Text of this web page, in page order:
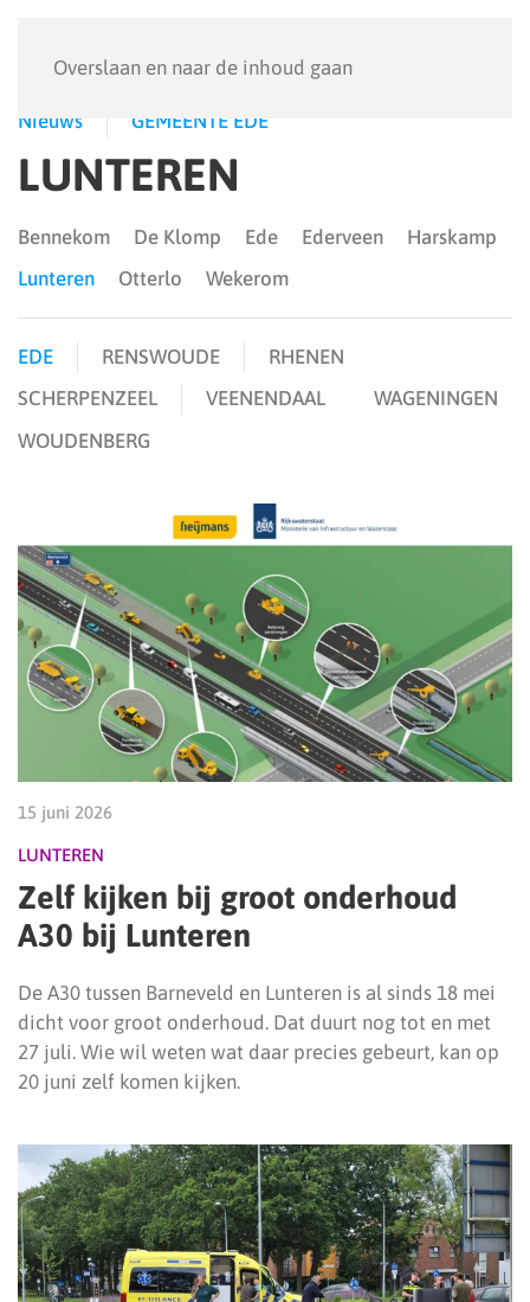
Overslaan en naar de inhoud gaan
Nieuws GEMEENTE EDE
LUNTEREN
Bennekom De Klomp Ede Ederveen
Harskamp
Lunteren
Otterlo Wekerom
EDE RENSWOUDE
RHENEN
SCHERPENZEEL
VEENENDAAL
WAGENINGEN
WOUDENBERG
15 juni 2026
LUNTEREN
Zelf kijken bij groot onderhoud
A30 bij Lunteren
De A30 tussen Barneveld en Lunteren is al sinds 18 mei
dicht voor groot onderhoud. Dat duurt nog tot en met
27 juli. Wie wil weten wat daar precies gebeurt, kan op
20 juni zelf komen kijken.